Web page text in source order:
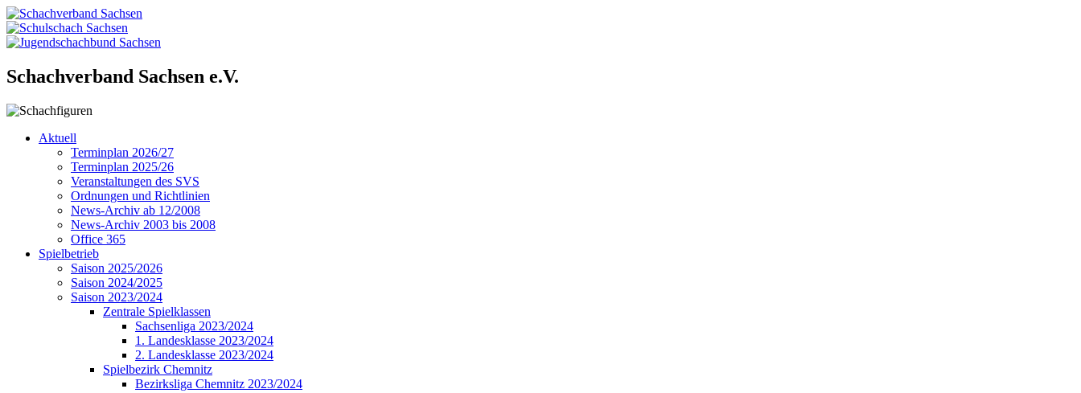
Schachverband Sachsen e.V.
Aktuell
Terminplan 2026/27
Terminplan 2025/26
Veranstaltungen des SVS
Ordnungen und Richtlinien
News-Archiv ab 12/2008
News-Archiv 2003 bis 2008
Office 365
Spielbetrieb
Saison 2025/2026
Saison 2024/2025
Saison 2023/2024
Zentrale Spielklassen
Sachsenliga 2023/2024
1. Landesklasse 2023/2024
2. Landesklasse 2023/2024
Spielbezirk Chemnitz
Bezirksliga Chemnitz 2023/2024